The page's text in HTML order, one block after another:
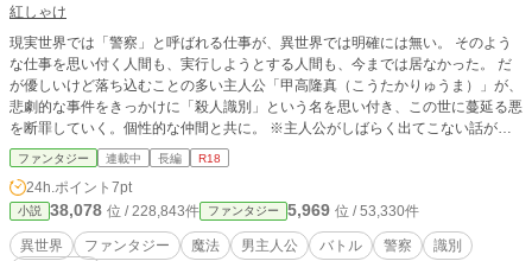
紅しゃけ
現実世界では「警察」と呼ばれる仕事が、異世界では明確には無い。 そのよう
な仕事を思い付く人間も、実行しようとする人間も、今までは居なかった。 だ
が優しいけど落ち込むことの多い主人公「甲高隆真（こうたかりゅうま）」が、
悲劇的な事件をきっかけに「殺人識別」という名を思い付き、この世に蔓延る悪
を断罪していく。個性的な仲間と共に。 ※主人公がしばらく出てこない話が出
てきます。あらかじめご了承下さい。 ※殺人識別として名前が変わるのは、最
初からというわけではありません。あらかじめご了承下さい。
ファンタジー 連載中 長編 R18
24h.ポイント 7pt
小説 38,078 位 / 228,843件 ファンタジー 5,969 位 / 53,330件
異世界 ファンタジー 魔法 男主人公 バトル 警察
識別